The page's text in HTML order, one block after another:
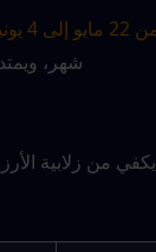
من 22 مايو إلى 4 يونيو 2026
شهر،